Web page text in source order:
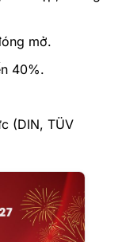
mở.
40%.
(DIN, TÜV